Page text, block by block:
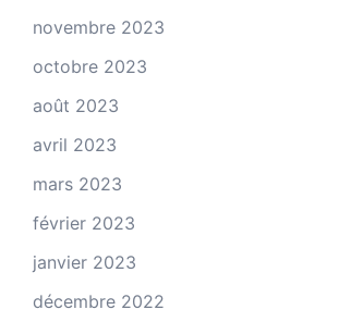
novembre 2023
octobre 2023
août 2023
avril 2023
mars 2023
février 2023
janvier 2023
décembre 2022